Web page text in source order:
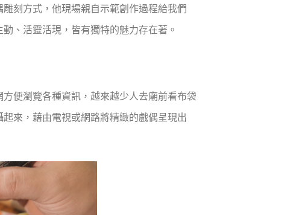
刻方式，他現場親自示範創作過程給我們
、活靈活現，皆有獨特的魅力存在著。
便瀏覽各種資訊，越來越少人去廟前看布袋
來，藉由電視或網路將精緻的戲偶呈現出